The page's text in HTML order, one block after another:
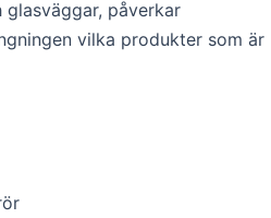
påverkar
vilka produkter som är